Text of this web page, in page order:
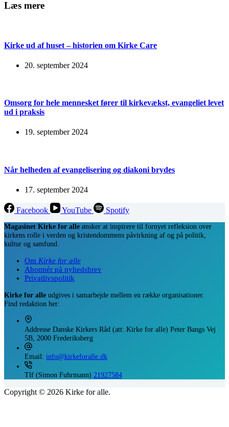
Læs mere
Kirke ud af huset – historien om Kirke Care
20. september 2024
Omsorg for hele mennesket fører til kirkevækst, evangeliet levet
ud i praksis
19. september 2024
Når helheden af evangelisering og diakoni brydes
17. september 2024
Facebook YouTube Spotify
Magasinet Kirke for alle ønsker at inspirere til fornyet refleksion over
kirkens rolle i verden og kristendommens påvirkning af og på politik,
kultur og samfund.
Om Kirke for alle
Abonnér på nyhedsbrev
Privatlivspolitik
Kirke for alle udgives i samarbejde mellem en række organisationer.
Find redaktion her:
Addresse Danske Kirkers Råd (att: Kirke for alle) Peter Bangs Vej
5B, 2000 Frederiksberg
Email: info@kirkeforalle.dk
Tlf (Simon Fuhrmann) 21927584
Copyright © 2026 Kirke for alle.